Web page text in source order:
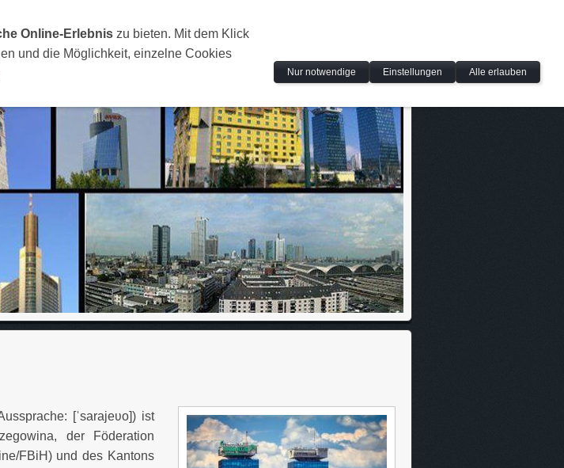
RAJA FOTOS LINKOVI
[ˈsarajeʋo]) ist
der Föderation
FBiH) und des Kantons
Online-Erlebnis zu bieten. Mit dem Klick
und die Möglichkeit, einzelne Cookies
Nur notwendige Einstellungen Alle erlauben